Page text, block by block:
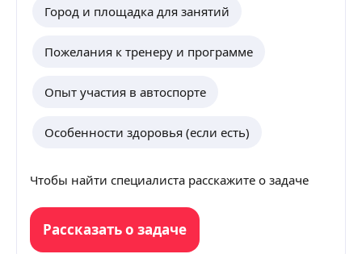
Город и площадка для занятий
Пожелания к тренеру и программе
Опыт участия в автоспорте
Особенности здоровья (если есть)
Чтобы найти специалиста расскажите о задаче
Рассказать о задаче